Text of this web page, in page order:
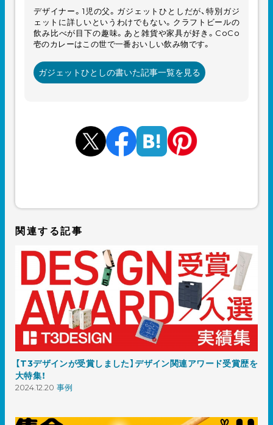
デザイナー。1児の父。ガジェットひとしだが、特別ガジ
ェットに詳しいというわけでもない。クラフトビールの
飲み比べが目下の趣味。あと雑貨や家具が好き。CoCo
壱のカレーはこの世で一番おいしい飲み物です。
ガジェットひとしの書いた記事一覧を見る
関連する記事
【T3デザインが受賞しました】デザイン関連アワード受賞歴を
大特集！
2024.12.20 事例